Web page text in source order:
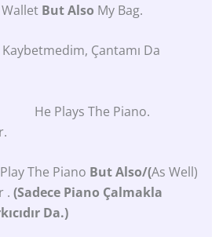
ButAlso My Bag.
Kaybetmedim, Çantamı Da
The Piano.
Singer.
The Piano But Also/(As Well)
. (Sadece Piano Çalmakla
Da.)